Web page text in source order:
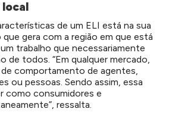
de um ELI está na sua
gera com a região em que está
trabalho que necessariamente
de todos. “Em qualquer mercado,
comportamento de agentes,
ou pessoas. Sendo assim, essa
como consumidores e
ressalta.